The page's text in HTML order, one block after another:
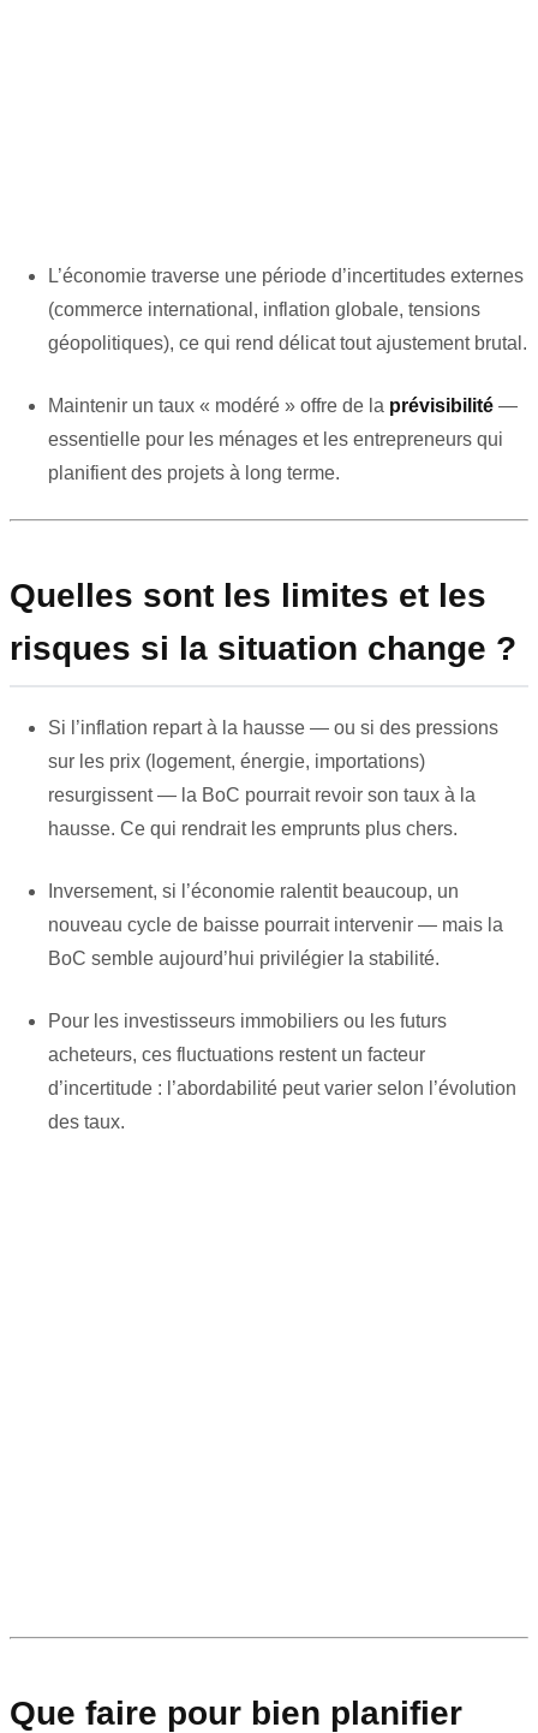
L’économie traverse une période d’incertitudes externes
(commerce international, inflation globale, tensions
géopolitiques), ce qui rend délicat tout ajustement brutal.
Maintenir un taux « modéré » offre de la prévisibilité —
essentielle pour les ménages et les entrepreneurs qui
planifient des projets à long terme.
Quelles sont les limites et les
risques si la situation change ?
Si l’inflation repart à la hausse — ou si des pressions
sur les prix (logement, énergie, importations)
resurgissent — la BoC pourrait revoir son taux à la
hausse. Ce qui rendrait les emprunts plus chers.
Inversement, si l’économie ralentit beaucoup, un
nouveau cycle de baisse pourrait intervenir — mais la
BoC semble aujourd’hui privilégier la stabilité.
Pour les investisseurs immobiliers ou les futurs
acheteurs, ces fluctuations restent un facteur
d’incertitude : l’abordabilité peut varier selon l’évolution
des taux.
Que faire pour bien planifier